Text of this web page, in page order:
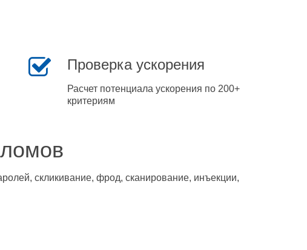
Проверка ускорения
Расчет потенциала ускорения по 200+
критериям
скликивание, фрод, сканирование, инъекции,